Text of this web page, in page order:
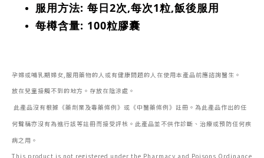
服用方法: 每日2次,每次1粒,飯後服用
每樽含量: 100粒膠囊
孕婦或哺乳期婦女,服用藥物的人或有健康問題的人在使用本產品前應諮詢醫生。
放在兒童接觸不到的地方。存放在陰涼處。
此產品沒有根據《藥劑業及毒藥條例》或《中醫藥條例》註冊。為此產品作出的任
何聲稱亦沒有為進行該等註冊而接受評核。此產品並不供作診斷、治療或預防任何疾
病之用。
This product is not registered under the Pharmacy and Poisons Ordinance